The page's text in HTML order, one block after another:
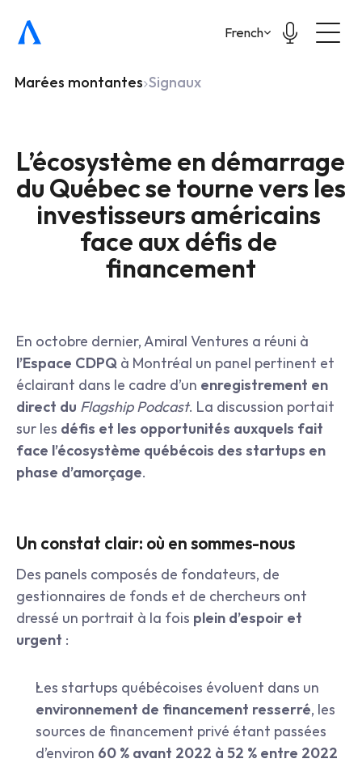
Select Language
French
Marées montantes Signaux
L’écosystème en démarrage
du Québec se tourne vers les
investisseurs américains
face aux défis de
financement
l’Espace CDPQ à Montréal un panel pertinent et
éclairant dans le cadre d’un enregistrement en
direct du Flagship Podcast. La discussion portait
sur les défis et les opportunités auxquels fait
face l’écosystème québécois des startups en
phase d’amorçage.
Un constat clair: où en sommes-nous
Des panels composés de fondateurs, de
gestionnaires de fonds et de chercheurs ont
dressé un portrait à la fois plein d’espoir et
urgent :
environnement de financement resserré, les
sources de financement privé étant passées
d’environ 60 % avant 2022 à 52 % entre 2022